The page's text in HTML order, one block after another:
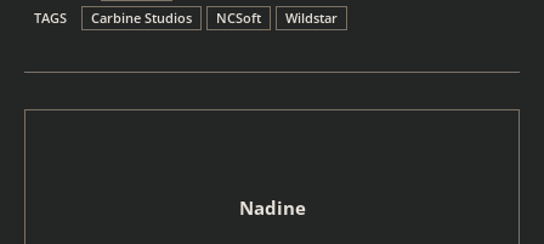
TAGS
Carbine Studios NCSoft Wildstar
Nadine